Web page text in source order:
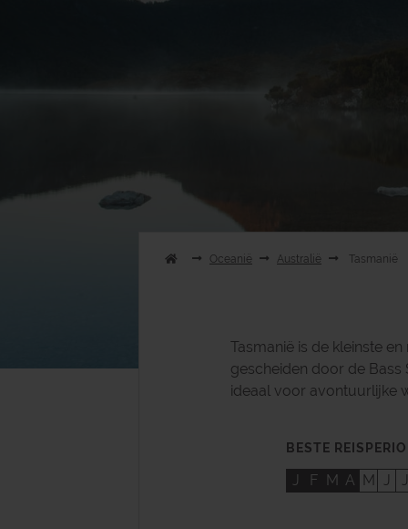
Oceanië Australië Tasmanië
Tasmanië is de kleinste
gescheiden door de Bass
ideaal voor avontuurlijke
BESTE
J F M A M J J